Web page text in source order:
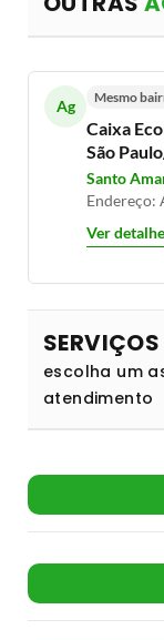
Ag Mesmo
Caixa
São
Santo
Endereço:
Ver
SERVIÇOS
escolha um
atendimento